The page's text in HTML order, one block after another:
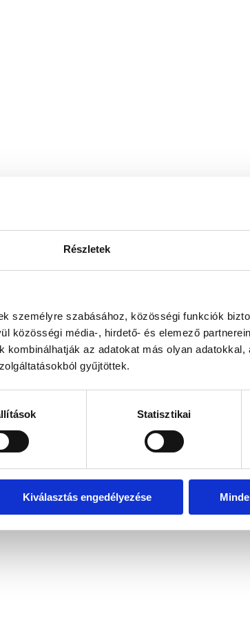
Részletek
személyre szabásához, közösségi funkciók
közösségi média-, hirdető- és elemező
kombinálhatják az adatokat más olyan adatokkal,
gyűjtöttek.
Statisztikai
Kiválasztás engedélyezése
while loadingwww.bicapp.hu (see the